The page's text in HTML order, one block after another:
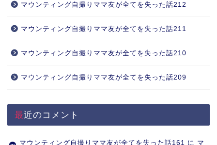
マウンティング自撮りママ友が全てを失った話212
マウンティング自撮りママ友が全てを失った話211
マウンティング自撮りママ友が全てを失った話210
マウンティング自撮りママ友が全てを失った話209
最近のコメント
マウンティング自撮りママ友が全てを失った話161 に マ